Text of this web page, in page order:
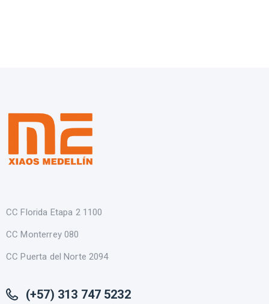
CC Florida Etapa 2 1100
CC Monterrey 080
CC Puerta del Norte 2094
(+57) 313 747 5232